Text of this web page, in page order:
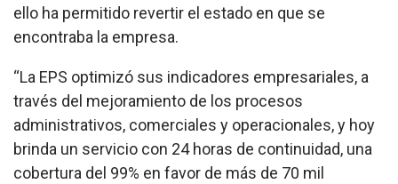
ello ha permitido revertir el estado en que se
encontraba la empresa.
“La EPS optimizó sus indicadores empresariales, a
través del mejoramiento de los procesos
administrativos, comerciales y operacionales, y hoy
brinda un servicio con 24 horas de continuidad, una
cobertura del 99% en favor de más de 70 mil